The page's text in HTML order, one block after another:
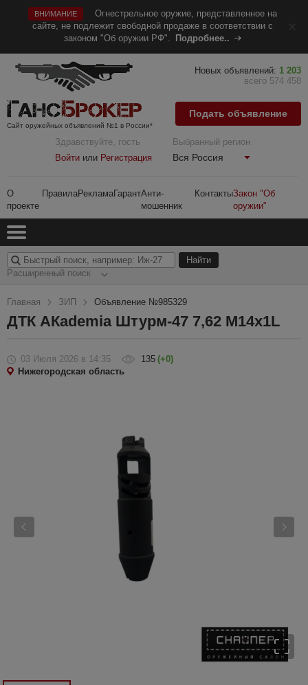
ВНИМАНИЕ
Огнестрельное оружие, представленное на
сайте, не подлежит свободной продаже в соответствии с
законом "Об оружии РФ".
Подробнее..
Сайт оружейных объявлений №1 в России*
Здравствуйте, гость
Войти или Регистрация
Выбранный регион
Вся Россия
О
проекте
ПравилаРекламаГарантАнти-
мошенник
КонтактыЗакон "Об
оружии"
Новых объявлений: 1 203
всего 574 458
Подать объявление
Расширенный поиск
Главная ЗИП Объявление №985329
ДТК АКademia Штурм-47 7,62 М14х1L
03 Июля 2026 в 14:35 135 (+0)
Нижегородская область